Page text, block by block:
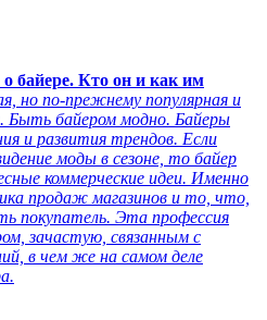
байере. Кто он и как им
но по-прежнему популярная и
Быть байером модно. Байеры
и развития трендов. Если
моды в сезоне, то байер
коммерческие идеи. Именно
продаж магазинов и то, что,
покупатель. Эта профессия
зачастую, связанным с
в чем же на самом деле